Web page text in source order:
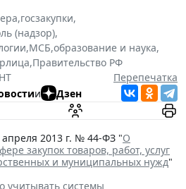
,госзакупки,
(надзор),
,МСБ,образование и наука,
,Правительство РФ
Перепечатка
и Дзен
2013 г. № 44-ФЗ "О
закупок товаров, работ, услуг
и муниципальных нужд"
учитывать системы